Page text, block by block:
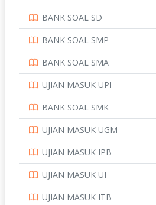
INSTITUT TEKNOLOGI
SEPULUH NOVEMBER
INSTITUT TEKNOLOGI
SUMATERA
IPDN / STPDN
PENDIDIKAN
PERBANKAN
POLRI
POLTEK SSN
BANK SOAL SD
BANK SOAL SMP
BANK SOAL SMA
UJIAN MASUK UPI
BANK SOAL SMK
UJIAN MASUK UGM
UJIAN MASUK IPB
UJIAN MASUK UI
UJIAN MASUK ITB